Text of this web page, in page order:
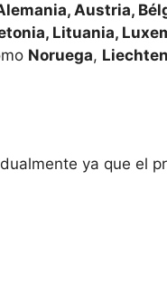
Austria,
Lituania,
Noruega,
ya que el